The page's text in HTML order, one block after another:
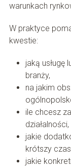
warunkach
W praktyce
kwestie:
jaką usługę
branży,
na jakim
ile chcesz
działalności,
jakie
krótszy
jakie